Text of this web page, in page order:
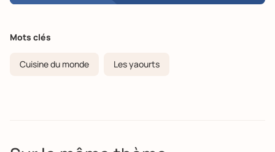
Mots clés
Cuisine du monde Les yaourts